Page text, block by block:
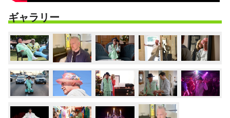
ギャラリー